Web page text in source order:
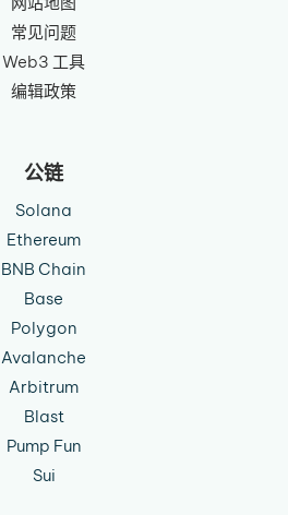
常见问题
Web3 工具
编辑政策
公链
Solana
Ethereum
BNB Chain
Base
Polygon
Avalanche
Arbitrum
Blast
Pump Fun
Sui